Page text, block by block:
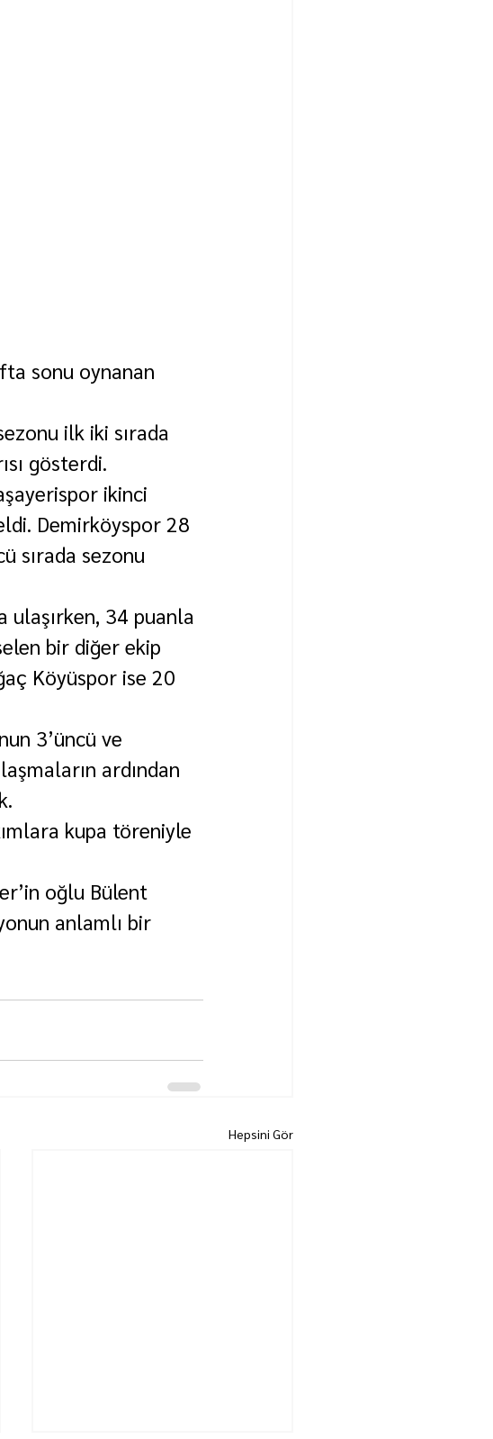
sonu oynanan
ilk iki sırada
gösterdi.
ikinci
Demirköyspor 28
sırada sezonu
ulaşırken, 34 puanla
bir diğer ekip
Köyüspor ise 20
3’üncü ve
ardından
kupa töreniyle
oğlu Bülent
anlamlı bir
Hepsini Gör